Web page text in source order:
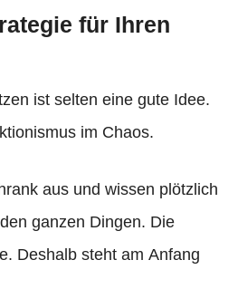
für Ihren
ist selten eine gute Idee.
im Chaos.
aus und wissen plötzlich
ganzen Dingen. Die
Deshalb steht am Anfang